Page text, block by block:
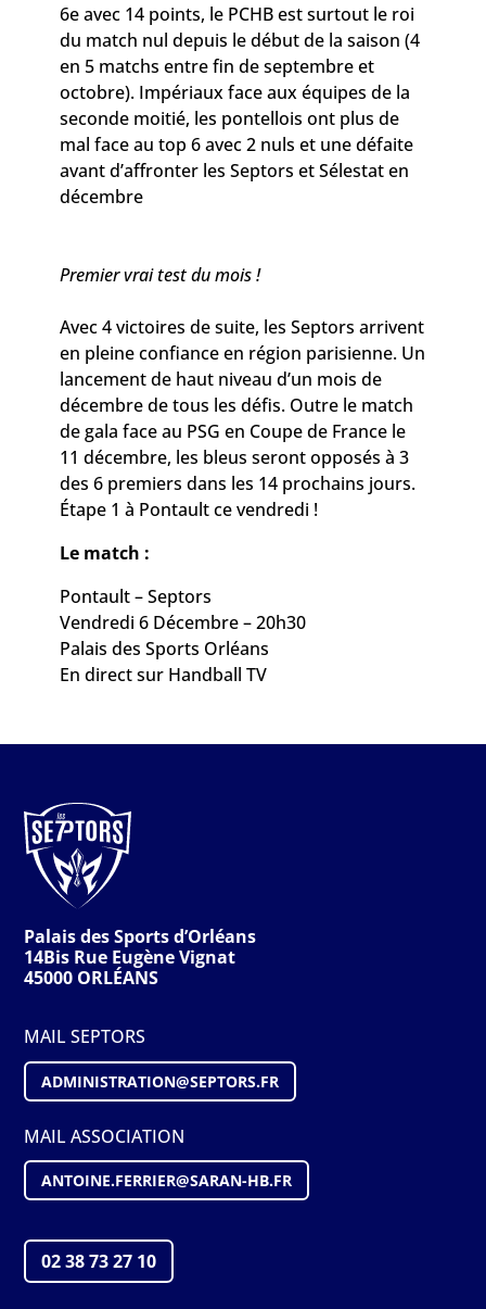
6e avec 14 points, le PCHB est surtout le roi
du match nul depuis le début de la saison (4
en 5 matchs entre fin de septembre et
octobre). Impériaux face aux équipes de la
seconde moitié, les pontellois ont plus de
mal face au top 6 avec 2 nuls et une défaite
avant d’affronter les Septors et Sélestat en
décembre
Premier vrai test du mois !
Avec 4 victoires de suite, les Septors arrivent
en pleine confiance en région parisienne. Un
lancement de haut niveau d’un mois de
décembre de tous les défis. Outre le match
de gala face au PSG en Coupe de France le
11 décembre, les bleus seront opposés à 3
des 6 premiers dans les 14 prochains jours.
Étape 1 à Pontault ce vendredi !
Le match :
Pontault – Septors
Vendredi 6 Décembre – 20h30
Palais des Sports Orléans
En direct sur Handball TV
Palais des Sports d’Orléans
14Bis Rue Eugène Vignat
45000 ORLÉANS
MAIL SEPTORS
ADMINISTRATION@SEPTORS.FR
MAIL ASSOCIATION
ANTOINE.FERRIER@SARAN-HB.FR
02 38 73 27 10